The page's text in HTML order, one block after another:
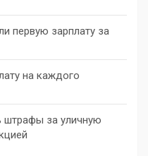
первую зарплату за
на каждого
штрафы за уличную